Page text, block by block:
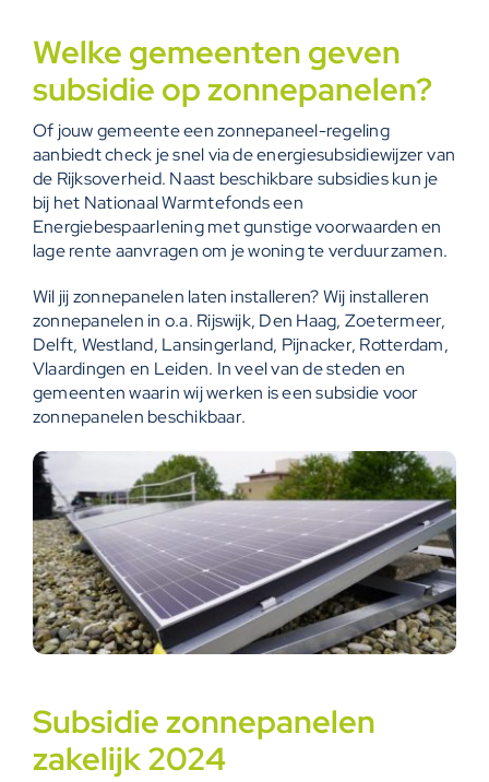
Welke gemeenten geven
subsidie op zonnepanelen?
Of jouw gemeente een zonnepaneel-regeling
aanbiedt check je snel via deenergiesubsidiewijzervan
de Rijksoverheid. Naast beschikbare subsidies kun je
bij het Nationaal Warmtefonds een
Energiebespaarlening met gunstige voorwaarden en
lage rente aanvragen om je woning te verduurzamen.
Wil jij zonnepanelen laten installeren? Wij installeren
zonnepanelen in o.a. Rijswijk, Den Haag, Zoetermeer,
Delft, Westland, Lansingerland, Pijnacker, Rotterdam,
Vlaardingen en Leiden. In veel van de steden en
gemeenten waarin wij werken is een subsidie voor
zonnepanelen beschikbaar.
Subsidie zonnepanelen
zakelijk 2024